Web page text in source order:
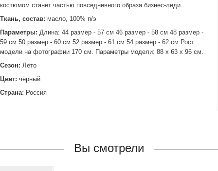
костюмом станет частью повседневного образа бизнес-леди.
Ткань, состав: масло, 100% п/э
Параметры: Длина: 44 размер - 57 см 46 размер - 58 см 48 размер -
59 см 50 размер - 60 см 52 размер - 61 см 54 размер - 62 см Рост
модели на фотографии 170 см. Параметры модели: 88 х 63 х 96 см.
Сезон: Лето
Цвет: чёрный
Страна: Россия
Вы смотрели